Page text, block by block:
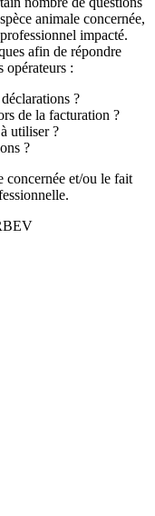
animale concernée,
impacté.
afin de répondre
opérateurs :
?
de la facturation ?
utiliser ?
?
concernée et/ou le fait